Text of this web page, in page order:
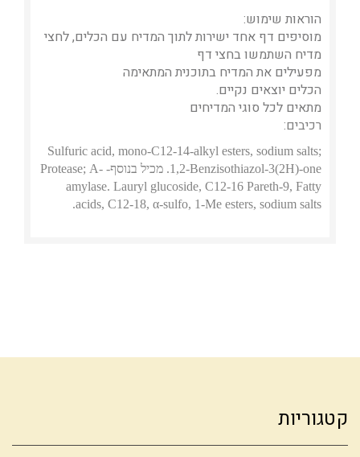
הוראות שימוש:
מוסיפים דף אחד ישירות לתוך המדיח עם הכלים, לחצי
מדיח השתמשו בחצי דף
מפעילים את המדיח בתוכנית המתאימה
הכלים יוצאים נקיים.
מתאים לכל סוגי המדיחים
רכיבים:
Sulfuric acid, mono-C12-14-alkyl esters, sodium salts;
1,2-Benzisothiazol-3(2H)-one. מכיל בנוסף- Protease; Α-
amylase. Lauryl glucoside, C12-16 Pareth-9, Fatty
acids, C12-18, α-sulfo, 1-Me esters, sodium salts.
קטגוריות